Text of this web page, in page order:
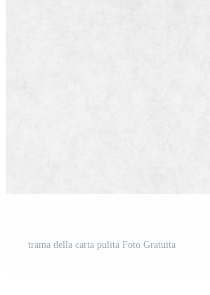
trama della carta pulita Foto Gratuita